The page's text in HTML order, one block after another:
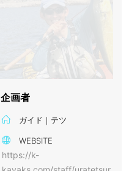
企画者
ガイド｜テツ
WEBSITE
https://k-